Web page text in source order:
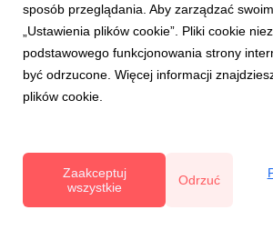
sposób przeglądania. Aby zarządzać
„Ustawienia plików cookie”. Pliki cookie
podstawowego funkcjonowania strony
być odrzucone. Więcej informacji
plików cookie.
Zaakceptuj
wszystkie
Odrzuć